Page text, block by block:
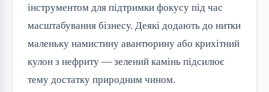
інструментом для підтримки фокусу під час
масштабування бізнесу. Деякі додають до нитки
маленьку намистину авантюрину або крихітний
кулон з нефриту — зелений камінь підсилює
тему достатку природним чином.